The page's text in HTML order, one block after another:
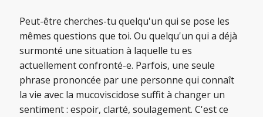
Peut-être cherches-tu quelqu'un qui se pose les
mêmes questions que toi. Ou quelqu'un qui a déjà
surmonté une situation à laquelle tu es
actuellement confronté-e. Parfois, une seule
phrase prononcée par une personne qui connaît
la vie avec la mucoviscidose suffit à changer un
sentiment : espoir, clarté, soulagement. C'est ce